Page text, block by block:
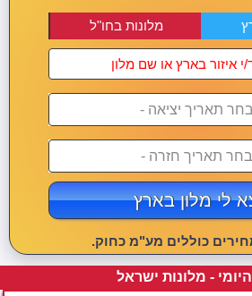
מלונות בחו"ל
לי מלון בארץ
כוללים מע"מ כחוק.
- מלונות ישראל